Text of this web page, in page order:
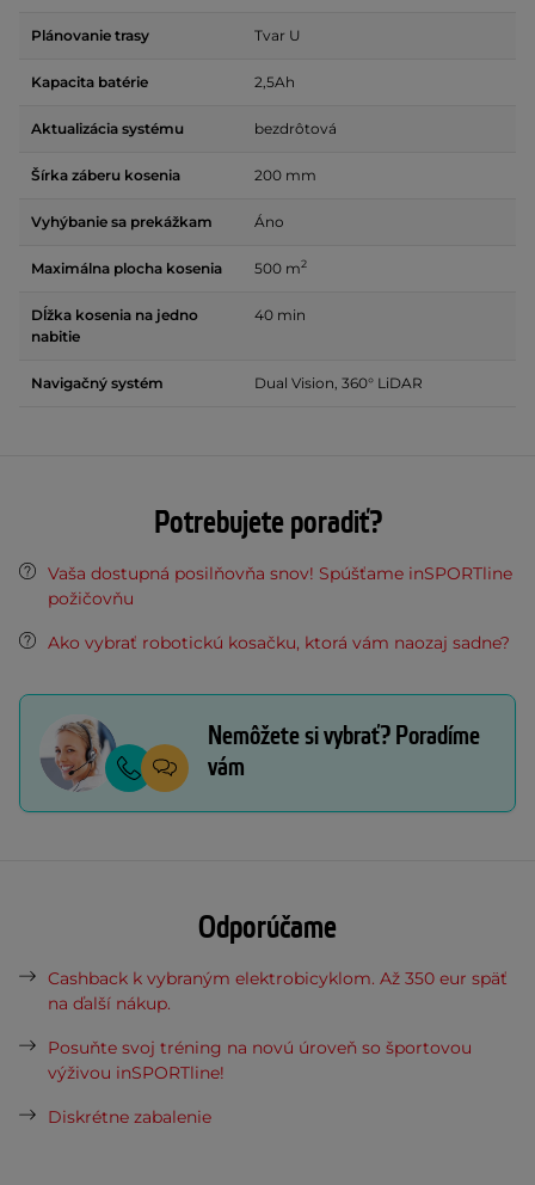
Plánovanie trasy Tvar U
Kapacita batérie 2,5Ah
Aktualizácia systému bezdrôtová
Šírka záberu kosenia 200 mm
Vyhýbanie sa prekážkam Áno
Maximálna plocha kosenia 500 m2
Dĺžka kosenia na jedno
nabitie
40 min
Navigačný systém Dual Vision, 360° LiDAR
Potrebujete poradiť?
Vaša dostupná posilňovňa snov! Spúšťame inSPORTline
požičovňu
Ako vybrať robotickú kosačku, ktorá vám naozaj sadne?
Nemôžete si vybrať? Poradíme
vám
Odporúčame
Cashback k vybraným elektrobicyklom. Až 350 eur späť
na ďalší nákup.
Posuňte svoj tréning na novú úroveň so športovou
výživou inSPORTline!
Diskrétne zabalenie